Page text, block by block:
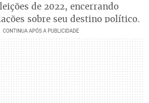
de 2022, encerrando
sobre seu destino político.